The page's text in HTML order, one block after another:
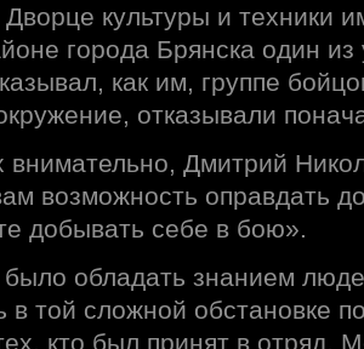
Дворце культуры и техники
города Брянска один из
как им, группе
отказывали
Дмитрий
возможность оправдать
добывать себе в бою».
обладать знанием
в той сложной обстановке
кто был принят в отряд,